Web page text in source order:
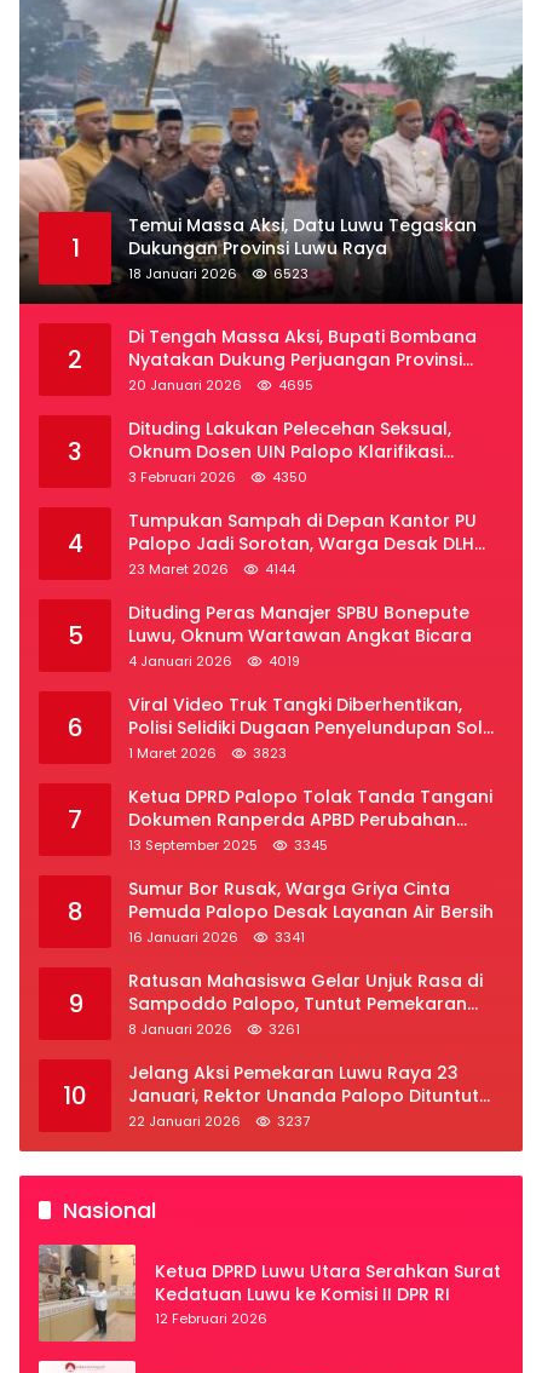
1
Temui Massa Aksi, Datu Luwu Tegaskan
Dukungan Provinsi Luwu Raya
18 Januari 2026 6523
2
Di Tengah Massa Aksi, Bupati Bombana
Nyatakan Dukung Perjuangan Provinsi
Luwu Raya
20 Januari 2026 4695
3
Dituding Lakukan Pelecehan Seksual,
Oknum Dosen UIN Palopo Klarifikasi
Kronologi
3 Februari 2026 4350
4
Tumpukan Sampah di Depan Kantor PU
Palopo Jadi Sorotan, Warga Desak DLH
Segera Bertindak
23 Maret 2026 4144
5
Dituding Peras Manajer SPBU Bonepute
Luwu, Oknum Wartawan Angkat Bicara
4 Januari 2026 4019
6
Viral Video Truk Tangki Diberhentikan,
Polisi Selidiki Dugaan Penyelundupan Solar
Subsidi di Palopo
1 Maret 2026 3823
7
Ketua DPRD Palopo Tolak Tanda Tangani
Dokumen Ranperda APBD Perubahan
2025
13 September 2025 3345
8
Sumur Bor Rusak, Warga Griya Cinta
Pemuda Palopo Desak Layanan Air Bersih
16 Januari 2026 3341
9
Ratusan Mahasiswa Gelar Unjuk Rasa di
Sampoddo Palopo, Tuntut Pemekaran
Provinsi Luwu Raya
8 Januari 2026 3261
10
Jelang Aksi Pemekaran Luwu Raya 23
Januari, Rektor Unanda Palopo Dituntut
Liburkan Mahasiswa
22 Januari 2026 3237
Nasional
Ketua DPRD Luwu Utara Serahkan Surat
Kedatuan Luwu ke Komisi II DPR RI
12 Februari 2026